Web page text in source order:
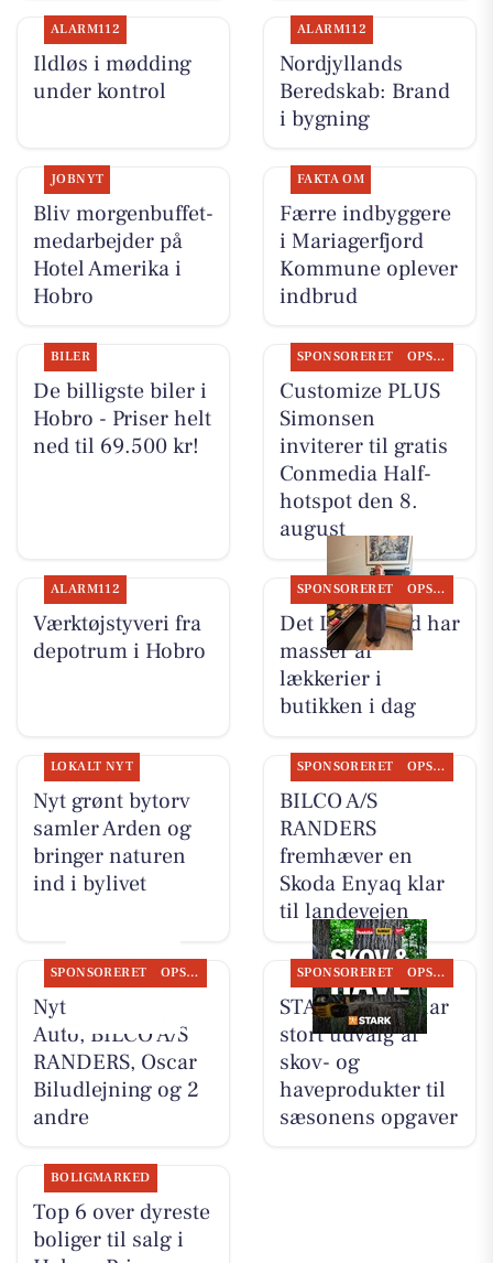
ALARM112
Ildløs i mødding
under kontrol
ALARM112
Nordjyllands
Beredskab: Brand
i bygning
JOBNYT
Bliv morgenbuffet-
medarbejder på
Hotel Amerika i
Hobro
FAKTA OM
Færre indbyggere
i Mariagerfjord
Kommune oplever
indbrud
BILER
De billigste biler i
Hobro - Priser helt
ned til 69.500 kr!
SPONSORERET OPSLAGSTAVLEN
Customize PLUS
Simonsen
inviterer til gratis
Conmedia Half-
hotspot den 8.
august
ALARM112
Værktøjstyveri fra
depotrum i Hobro
SPONSORERET OPSLAGSTAVLEN
Det Lune Brød har
masser af
lækkerier i
butikken i dag
LOKALT NYT
Nyt grønt bytorv
samler Arden og
bringer naturen
ind i bylivet
SPONSORERET OPSLAGSTAVLEN
BILCO A/S
RANDERS
fremhæver en
Skoda Enyaq klar
til landevejen
SPONSORERET OPSLAGSTAVLEN
Nyt fra Renés
Auto, BILCO A/S
RANDERS, Oscar
Biludlejning og 2
andre
SPONSORERET OPSLAGSTAVLEN
STARK Hobro har
stort udvalg af
skov- og
haveprodukter til
sæsonens opgaver
BOLIGMARKED
Top 6 over dyreste
boliger til salg i